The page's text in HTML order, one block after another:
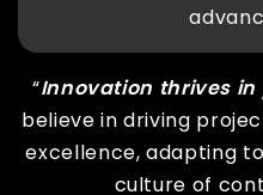
“Innovation thrives
believe in driving
excellence, adapting
culture of